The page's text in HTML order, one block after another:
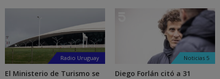
Radio Uruguay
El Ministerio de Turismo se
Noticias 5
Diego Forlán citó a 31